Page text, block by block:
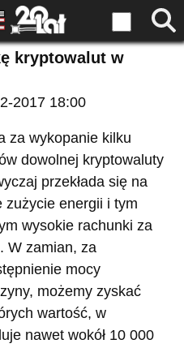
kryptowalut w
2017 18:00
za wykopanie kilku
dowolnej kryptowaluty
przekłada się na
zużycie energii i tym
wysokie rachunki za
W zamian, za
mocy
możemy zyskać
wartość, w
nawet wokół 10 000